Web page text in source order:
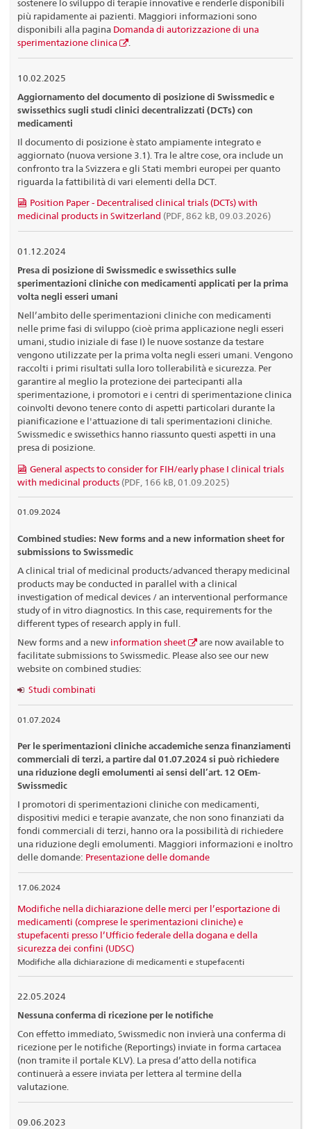
sostenere lo sviluppo di terapie innovative e renderle disponibili
più rapidamente ai pazienti. Maggiori informazioni sono
disponibili alla pagina Domanda di autorizzazione di una
sperimentazione clinica
.
10.02.2025
Aggiornamento del documento di posizione di Swissmedic e
swissethics sugli studi clinici decentralizzati (DCTs) con
medicamenti
Il documento di posizione è stato ampiamente integrato e
aggiornato (nuova versione 3.1). Tra le altre cose, ora include un
confronto tra la Svizzera e gli Stati membri europei per quanto
riguarda la fattibilità di vari elementi della DCT.
Position Paper - Decentralised clinical trials (DCTs) with
medicinal products in Switzerland (PDF, 862 kB, 09.03.2026)
01.12.2024
Presa di posizione di Swissmedic e swissethics sulle
sperimentazioni cliniche con medicamenti applicati per la prima
volta negli esseri umani
Nell’ambito delle sperimentazioni cliniche con medicamenti
nelle prime fasi di sviluppo (cioè prima applicazione negli esseri
umani, studio iniziale di fase I) le nuove sostanze da testare
vengono utilizzate per la prima volta negli esseri umani. Vengono
raccolti i primi risultati sulla loro tollerabilità e sicurezza. Per
garantire al meglio la protezione dei partecipanti alla
sperimentazione, i promotori e i centri di sperimentazione clinica
coinvolti devono tenere conto di aspetti particolari durante la
pianificazione e l'attuazione di tali sperimentazioni cliniche.
Swissmedic e swissethics hanno riassunto questi aspetti in una
presa di posizione.
General aspects to consider for FIH/early phase I clinical trials
with medicinal products (PDF, 166 kB, 01.09.2025)
01.09.2024
Combined studies: New forms and a new information sheet for
submissions to Swissmedic
A clinical trial of medicinal products/advanced therapy medicinal
products may be conducted in parallel with a clinical
investigation of medical devices / an interventional performance
study of in vitro diagnostics. In this case, requirements for the
different types of research apply in full.
New forms and a new information sheet
are now available to
facilitate submissions to Swissmedic. Please also see our new
website on combined studies:
Studi combinati
01.07.2024
Per le sperimentazioni cliniche accademiche senza finanziamenti
commerciali di terzi, a partire dal 01.07.2024 si può richiedere
una riduzione degli emolumenti ai sensi dell’art. 12 OEm-
Swissmedic
I promotori di sperimentazioni cliniche con medicamenti,
dispositivi medici e terapie avanzate, che non sono finanziati da
fondi commerciali di terzi, hanno ora la possibilità di richiedere
una riduzione degli emolumenti. Maggiori informazioni e inoltro
delle domande: Presentazione delle domande
17.06.2024
Modifiche nella dichiarazione delle merci per l’esportazione di
medicamenti (comprese le sperimentazioni cliniche) e
stupefacenti presso l’Ufficio federale della dogana e della
sicurezza dei confini (UDSC)
Modifiche alla dichiarazione di medicamenti e stupefacenti
22.05.2024
Nessuna conferma di ricezione per le notifiche
Con effetto immediato, Swissmedic non invierà una conferma di
ricezione per le notifiche (Reportings) inviate in forma cartacea
(non tramite il portale KLV). La presa d’atto della notifica
continuerà a essere inviata per lettera al termine della
valutazione.
09.06.2023